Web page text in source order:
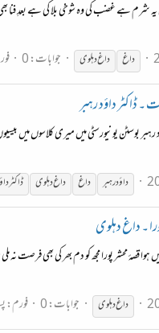
ہے غضب کی وہ شوخی بلا کی ہے بعدِ فنا
داغ داغدہلوی جوابات: 0
۔ ڈاکٹر داؤد رہبر
بوسٹن یونیورسٹی میں میری کلاسوں میں
داؤد رہبر داغ داغدہلوی ڈاکٹر
۔ داغ دہلوی
میں ہوا قصۂ محشر پورا مجھ کو دم بھر کی بھی
داغدہلوی جوابات: 0 فورم: